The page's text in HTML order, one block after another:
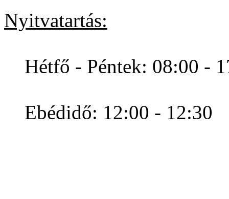
Nyitvatartás:
Hétfő - Péntek: 08:00 -
Ebédidő: 12:00 - 12:30